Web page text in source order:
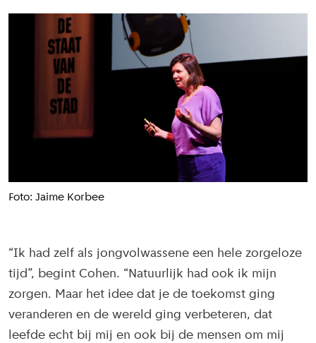
Foto: Jaime Korbee
“Ik had zelf als jongvolwassene een hele zorgeloze
tijd”, begint Cohen. “Natuurlijk had ook ik mijn
zorgen. Maar het idee dat je de toekomst ging
veranderen en de wereld ging verbeteren, dat
leefde echt bij mij en ook bij de mensen om mij